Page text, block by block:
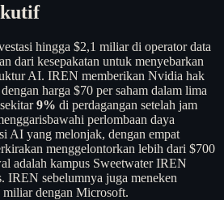
hingga $2,1 miliar di operator data
dari kesepakatan untuk menyebarkan
AI. IREN memberikan Nvidia hak
harga $70 per saham dalam lima
9% di perdagangan setelah jam
perlombaan daya
AI yang melonjak, dengan empat
menggelontorkan lebih dari $700
adalah kampus Sweetwater IREN
IREN sebelumnya juga meneken
dengan Microsoft.